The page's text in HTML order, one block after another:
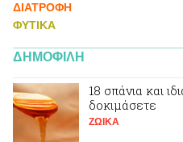
ΔΙΑΤΡΟΦΗ
ΦΥΤΙΚA
ΔΗΜΟΦΙΛΗ
18 σπάνια και
δοκιμάσετε
ΖΩΙΚA